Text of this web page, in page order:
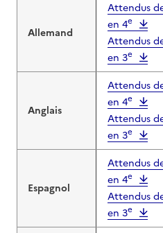
Allemand
Attendus
en 4e
Attendus
en 3e
Anglais
Attendus
en 4e
Attendus
en 3e
Espagnol
Attendus
en 4e
Attendus
en 3e